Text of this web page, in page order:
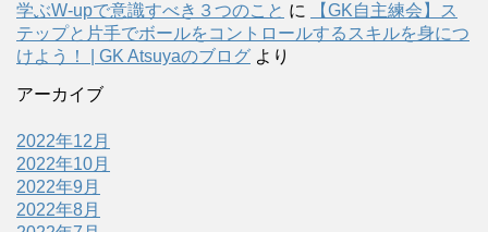
学ぶW-upで意識すべき３つのこと に
【GK自主練会】ス
テップと片手でボールをコントロールするスキルを身につ
けよう！ | GK Atsuyaのブログ より
アーカイブ
2022年12月
2022年10月
2022年9月
2022年8月